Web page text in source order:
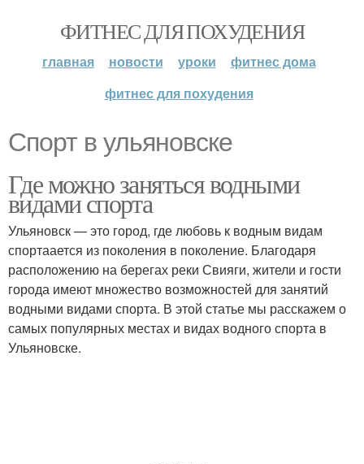
ФИТНЕС ДЛЯ ПОХУДЕНИЯ
главная новости уроки
фитнес дома
фитнес для похудения
Спорт в ульяновске
Где можно заняться водными
видами спорта
Ульяновск — это город, где любовь к водным видам
спортаается из поколения в поколение. Благодаря
расположению на берегах реки Свияги, жители и гости
города имеют множество возможностей для занятий
водными видами спорта. В этой статье мы расскажем о
самых популярных местах и видах водного спорта в
Ульяновске.